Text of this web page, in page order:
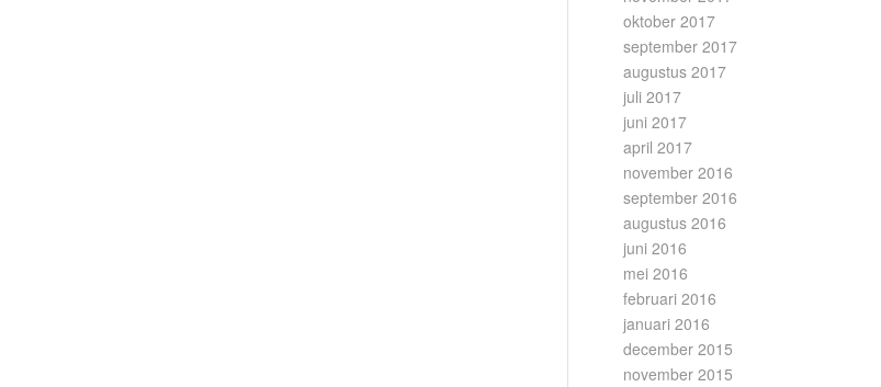
oktober 2017
september 2017
augustus 2017
juli 2017
juni 2017
april 2017
november 2016
september 2016
augustus 2016
juni 2016
mei 2016
februari 2016
januari 2016
december 2015
november 2015